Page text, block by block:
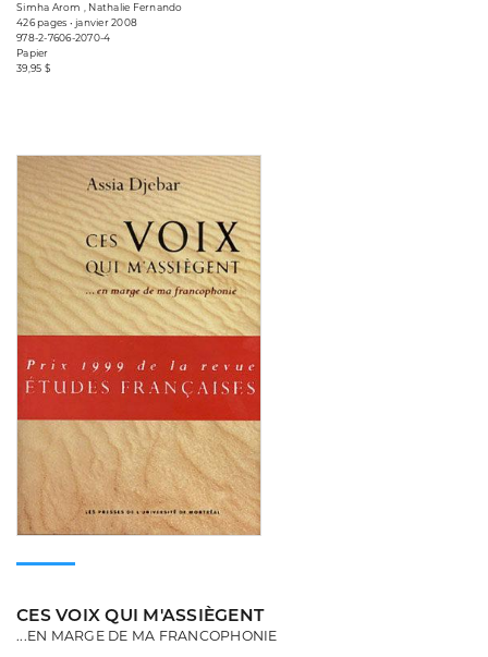
Simha Arom , Nathalie Fernando
426 pages • janvier 2008
978-2-7606-2070-4
Papier
39,95 $
CES VOIX QUI M'ASSIÈGENT
...EN MARGE DE MA FRANCOPHONIE